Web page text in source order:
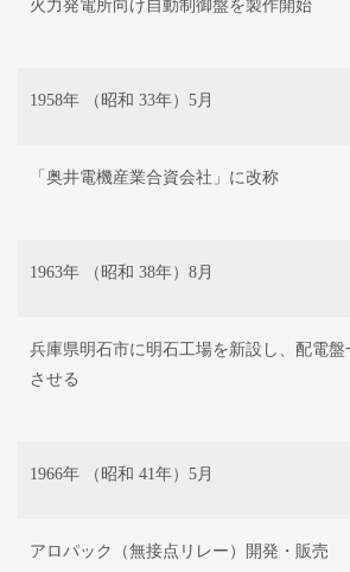
火力発電所向け自動制御盤を製作開始
1958年 （昭和 33年）5月
「奥井電機産業合資会社」に改称
1963年 （昭和 38年）8月
兵庫県明石市に明石工場を新設し、配電
させる
1966年 （昭和 41年）5月
アロパック（無接点リレー）開発・販売